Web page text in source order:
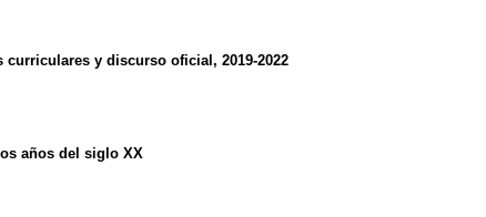
y discurso oficial, 2019-2022
años del siglo XX